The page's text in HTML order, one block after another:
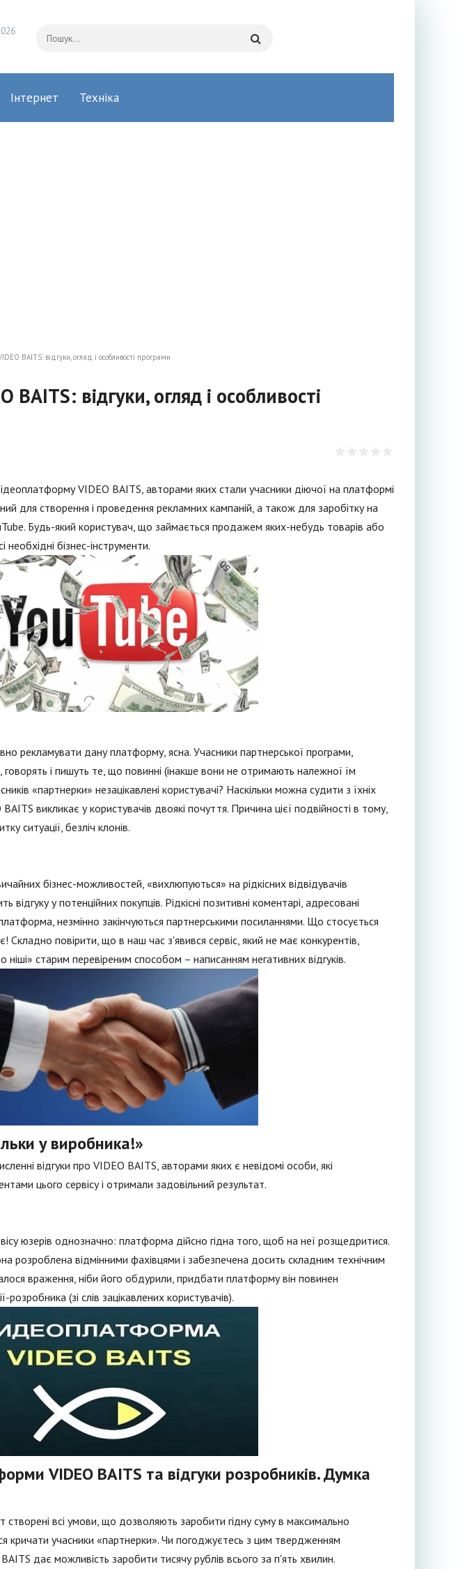
Інтернет Техніка
BAITS: відгуки, огляд і особливості програми
BAITS: відгуки, огляд і особливості
VIDEO BAITS, авторами яких стали учасники діючої на платформі
для створення і проведення рекламних кампаній, а також для заробітку на
Будь-який користувач, що займається продажем яких-небудь товарів або
бізнес-інструменти.
рекламувати дану платформу, ясна. Учасники партнерської програми,
говорять і пишуть те, що повинні (інакше вони не отримають належної їм
«партнерки» незацікавлені користувачі? Наскільки можна судити з їхніх
викликає у користувачів двоякі почуття. Причина цієї подвійності в тому,
ситуації, безліч клонів.
бізнес-можливостей, «вихлюпуються» на рідкісних відвідувачів
у потенційних покупців. Рідкісні позитивні коментарі, адресовані
незмінно закінчуються партнерськими посиланнями. Що стосується
Складно повірити, що в наш час з'явився сервіс, який не має конкурентів,
старим перевіреним способом – написанням негативних відгуків.
у виробника!»
відгуки про VIDEO BAITS, авторами яких є невідомі особи, які
цього сервісу і отримали задовільний результат.
юзерів однозначно: платформа дійсно гідна того, щоб на неї розщедритися.
розроблена відмінними фахівцями і забезпечена досить складним технічним
враження, ніби його обдурили, придбати платформу він повинен
(зі слів зацікавлених користувачів).
VIDEO BAITS та відгуки розробників. Думка
всі умови, що дозволяють заробити гідну суму в максимально
кричати учасники «партнерки». Чи погоджуєтесь з цим твердженням
дає можливість заробити тисячу рублів всього за п'ять хвилин.